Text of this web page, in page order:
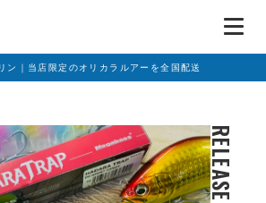
ン｜当店限定のオリカラルアーを全国配送
RELEASE